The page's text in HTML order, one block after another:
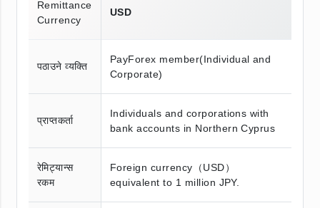
Remittance
Currency
USD
पठाउने व्यक्ति
PayForex member(Individual and
Corporate)
प्राप्तकर्ता
Individuals and corporations with
bank accounts in Northern Cyprus
रेमिट्यान्स
रकम
Foreign currency（USD）
equivalent to 1 million JPY.